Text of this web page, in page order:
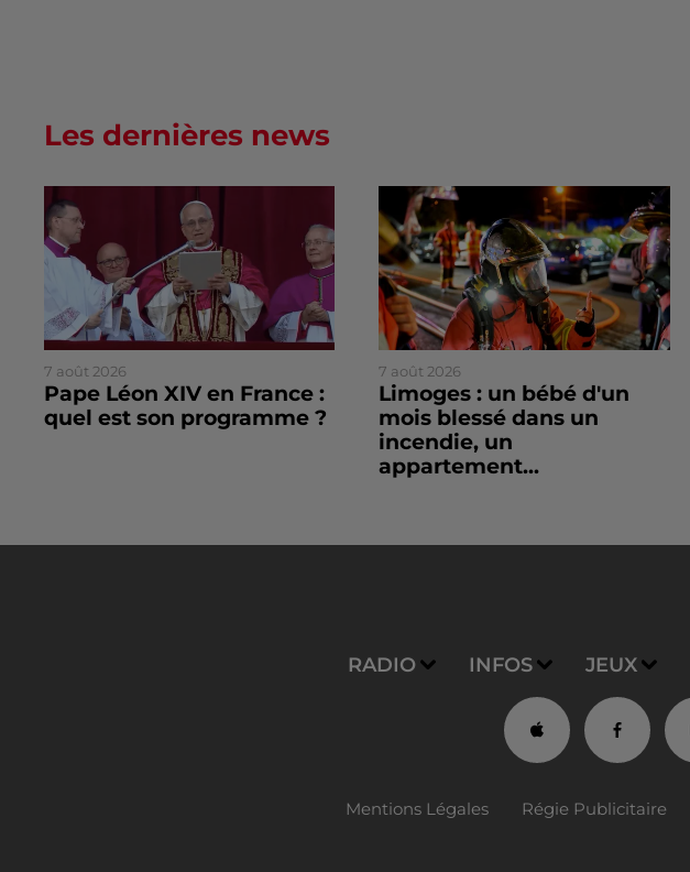
Les dernières news
7 août 2026
Pape Léon XIV en France :
quel est son programme ?
7 août 2026
Limoges : un bébé d'un
mois blessé dans un
incendie, un
appartement...
RADIO INFOS JEUX
Mentions Légales Régie Publicitaire